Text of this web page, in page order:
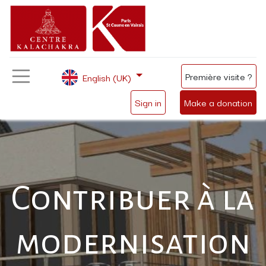
Sign in Make a donation
English (UK) Première visite ?
Contribuer à la
modernisation